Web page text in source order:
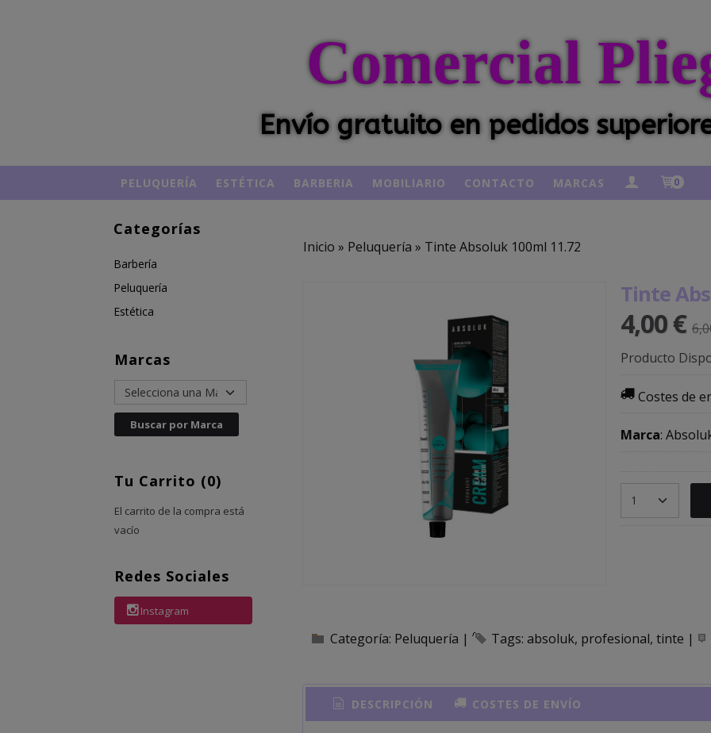
Comercial
Envío gratuito en pedidos
PELUQUERÍA ESTÉTICA BARBERIA MOBILIARIO CONTACTO MARCAS 0
Categorías
Barbería
Peluquería
Estética
Marcas
Tu Carrito (0)
El carrito de la compra está
vacío
Redes Sociales
Instagram
Inicio » Peluquería » Tinte Absoluk 100ml 11.72
Tinte
4,00 €
Producto
Costes de
Marca:
Categoría: Peluquería | Tags: absoluk profesional tinte |
DESCRIPCIÓN COSTES DE ENVÍO